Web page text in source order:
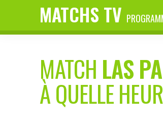
MATCHS TV
MATCH LAS
À QUELLE